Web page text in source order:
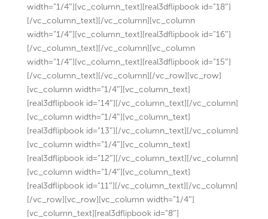
width=”1/4″][vc_column_text][real3dflipbook id=”18″]
[/vc_column_text][/vc_column][vc_column
width=”1/4″][vc_column_text][real3dflipbook id=”16″]
[/vc_column_text][/vc_column][vc_column
width=”1/4″][vc_column_text][real3dflipbook id=”15″]
[/vc_column_text][/vc_column][/vc_row][vc_row]
[vc_column width=”1/4″][vc_column_text]
[real3dflipbook id=”14″][/vc_column_text][/vc_column]
[vc_column width=”1/4″][vc_column_text]
[real3dflipbook id=”13″][/vc_column_text][/vc_column]
[vc_column width=”1/4″][vc_column_text]
[real3dflipbook id=”12″][/vc_column_text][/vc_column]
[vc_column width=”1/4″][vc_column_text]
[real3dflipbook id=”11″][/vc_column_text][/vc_column]
[/vc_row][vc_row][vc_column width=”1/4″]
[vc_column_text][real3dflipbook id=”8″]